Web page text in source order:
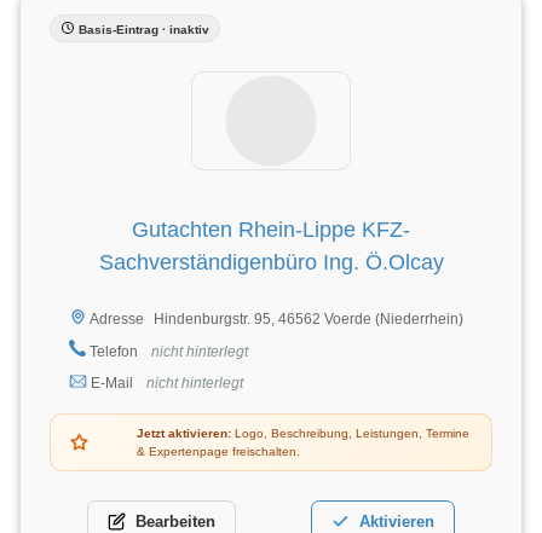
Basis-Eintrag · inaktiv
Gutachten Rhein-Lippe KFZ-
Sachverständigenbüro Ing. Ö.Olcay
Adresse
Hindenburgstr. 95, 46562 Voerde (Niederrhein)
Telefon
nicht hinterlegt
E-Mail
nicht hinterlegt
Jetzt aktivieren: Logo, Beschreibung, Leistungen, Termine
& Expertenpage freischalten.
Bearbeiten Aktivieren